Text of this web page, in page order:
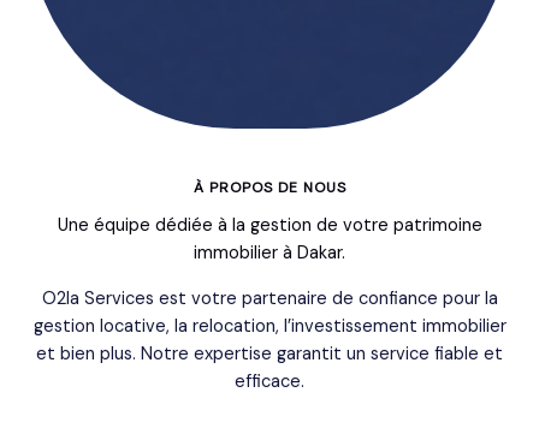
À PROPOS DE NOUS
Une équipe dédiée à la gestion de votre patrimoine
immobilier à Dakar.
O2la Services est votre partenaire de confiance pour la
gestion locative, la relocation, l’investissement immobilier
et bien plus. Notre expertise garantit un service fiable et
efficace.